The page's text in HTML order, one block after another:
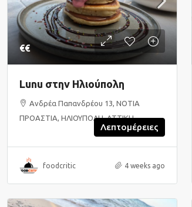
€€
Lunu στην Ηλιούπολη
Ανδρέα Παπανδρέου 13, ΝΟΤΙΑ
ΠΡΟΑΣΤΙΑ, ΗΛΙΟΥΠΟΛΗ, ΑΤΤΙΚΗ
Λεπτομέρειες
foodcritic 4 weeks ago